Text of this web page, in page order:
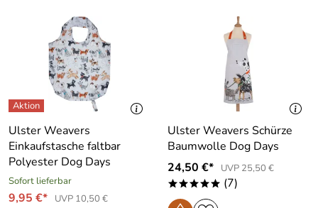
Ulster Weavers
Einkaufstasche faltbar
Polyester Dog Days
Sofort lieferbar
9,95 €* UVP 10,50 €
Ulster Weavers Schürze
Baumwolle Dog Days
24,50 €*
UVP 25,50 €
***** (7)